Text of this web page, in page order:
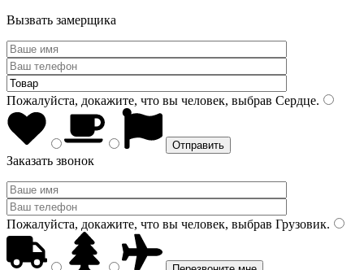
Вызвать замерщика
Пожалуйста, докажите, что вы человек, выбрав Сердце.
Заказать звонок
Пожалуйста, докажите, что вы человек, выбрав Грузовик.